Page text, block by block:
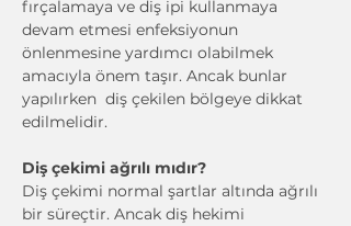
fırçalamaya ve diş ipi kullanmaya
devam etmesi enfeksiyonun
önlenmesine yardımcı olabilmek
amacıyla önem taşır. Ancak bunlar
yapılırken  diş çekilen bölgeye dikkat
edilmelidir.
Diş çekimi ağrılı mıdır?
Diş çekimi normal şartlar altında ağrılı
bir süreçtir. Ancak diş hekimi